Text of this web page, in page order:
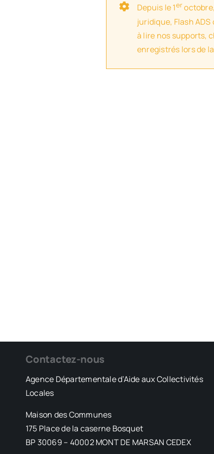
Depuis le 1er
juridique, Flash
à lire nos supports,
enregistrés lors de
Contactez-nous
Agence Départementale d’Aide aux Collectivités
Locales
Maison des Communes
175 Place de la caserne Bosquet
BP 30069 – 40002 MONT DE MARSAN CEDEX